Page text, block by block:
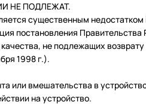
НЕ ПОДЛЕЖАТ.
существенным
постановления
не подлежащих
1998 г.).
или вмешательства в
на устройство.